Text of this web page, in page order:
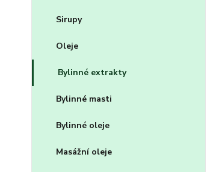
Sirupy
Oleje
Bylinné extrakty
Bylinné masti
Bylinné oleje
Masážní oleje